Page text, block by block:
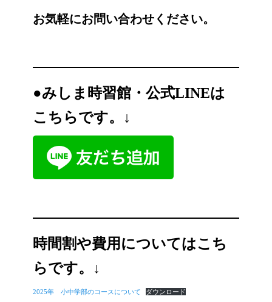
お気軽にお問い合わせください。
●みしま時習館・公式LINEは
こちらです。↓
時間割や費用についてはこち
らです。↓
2025年 小中学部のコースについて ダウンロード